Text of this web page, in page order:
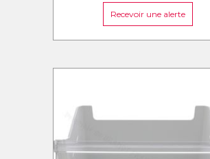
Recevoir une alerte